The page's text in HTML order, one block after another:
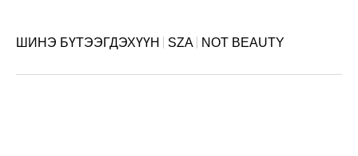
ШИНЭ БҮТЭЭГДЭХҮҮН SZA NOT BEAUTY